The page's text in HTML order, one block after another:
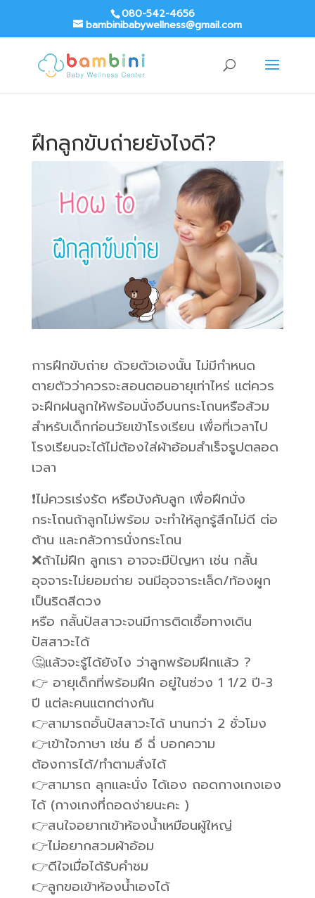
080-542-4656
bambinibabywellness@gmail.com
ฝึกลูกขับถ่ายยังไงดี?
การฝึกขับถ่าย ด้วยตัวเองนั้น ไม่มีกำหนด
ตายตัวว่าควรจะสอนตอนอายุเท่าไหร่ แต่ควร
จะฝึกฝนลูกให้พร้อมนั่งอึบนกระโถนหรือส้วม
สำหรับเด็กก่อนวัยเข้าโรงเรียน เพื่อที่เวลาไป
โรงเรียนจะได้ไม่ต้องใส่ผ้าอ้อมสำเร็จรูปตลอด
เวลา
❗️ไม่ควรเร่งรัด หรือบังคับลูก เพื่อฝึกนั่ง
กระโถนถ้าลูกไม่พร้อม จะทำให้ลูกรู้สึกไม่ดี ต่อ
ต้าน และกลัวการนั่งกระโถน
❌ถ้าไม่ฝึก ลูกเรา อาจจะมีปัญหา เช่น กลั้น
อุจจาระไม่ยอมถ่าย จนมีอุจจาระเล็ด/ท้องผูก
เป็นริดสีดวง
หรือ กลั้นปัสสาวะจนมีการติดเชื้อทางเดิน
ปัสสาวะได้
🤔แล้วจะรู้ได้ยังไง ว่าลูกพร้อมฝึกแล้ว ?
👉 อายุเด็กที่พร้อมฝึก อยู่ในช่วง 1 1/2 ปี-3
ปี แต่ละคนแตกต่างกัน
👉สามารถอั้นปัสสาวะได้ นานกว่า 2 ชั่วโมง
👉เข้าใจภาษา เช่น อึ ฉี่ บอกความ
ต้องการได้/ทำตามสั่งได้
👉สามารถ ลุกและนั่ง ได้เอง ถอดกางเกงเอง
ได้ (กางเกงที่ถอดง่ายนะคะ )
👉สนใจอยากเข้าห้องน้ำเหมือนผู้ใหญ่
👉ไม่อยากสวมผ้าอ้อม
👉ดีใจเมื่อได้รับคำชม
👉ลูกขอเข้าห้องน้ำเองได้